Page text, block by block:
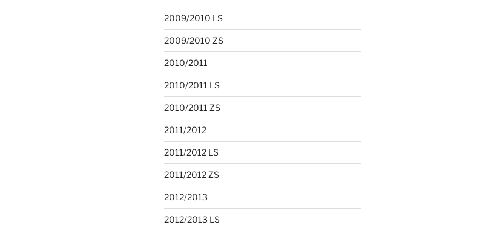
2009/2010 LS
2009/2010 ZS
2010/2011
2010/2011 LS
2010/2011 ZS
2011/2012
2011/2012 LS
2011/2012 ZS
2012/2013
2012/2013 LS